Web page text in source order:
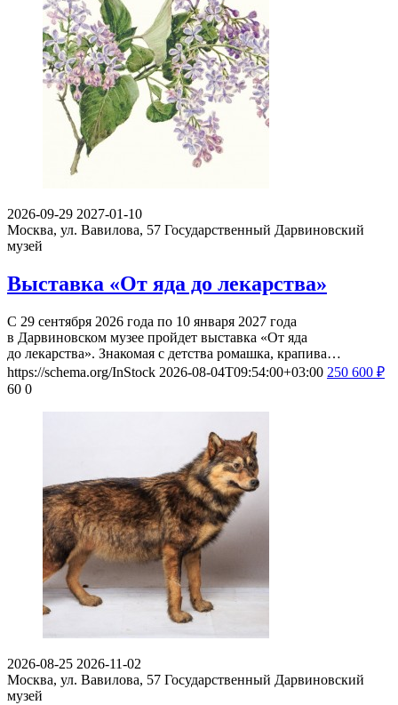
2026-09-29 2027-01-10
Москва, ул. Вавилова, 57 Государственный Дарвиновский
музей
Выставка «От яда до лекарства»
С 29 сентября 2026 года по 10 января 2027 года
в Дарвиновском музее пройдет выставка «От яда
до лекарства». Знакомая с детства ромашка, крапива…
https://schema.org/InStock 2026-08-04T09:54:00+03:00 250 600 ₽
60 0
2026-08-25 2026-11-02
Москва, ул. Вавилова, 57 Государственный Дарвиновский
музей